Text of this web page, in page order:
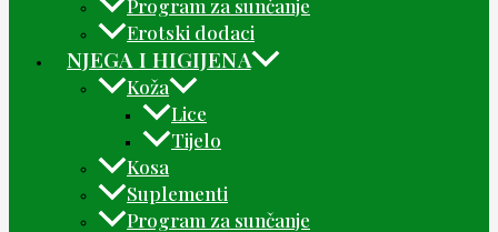
Program za sunčanje
Erotski dodaci
NJEGA I HIGIJENA
Koža
Lice
Tijelo
Kosa
Suplementi
Program za sunčanje